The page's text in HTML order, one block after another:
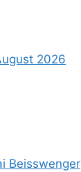
2026
Beisswenger